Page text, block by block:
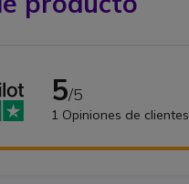
5/5
1 Opiniones de clientes